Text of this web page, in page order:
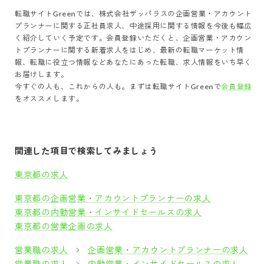
転職サイトGreenでは、 株式会社ザッパラス の 企画営業・アカウント
プランナー に関する正社員求人、中途採用に関する情報を今後も幅広
く紹介していく予定です。会員登録いただくと、企画営業・アカウン
トプランナー に関する新着求人をはじめ、最新の転職マーケット情
報、転職に役立つ情報などあなたにあった転職、求人情報をいち早く
お届けします。
今すぐの人も、これからの人も。まずは転職サイトGreenで会員登録
をオススメします。
関連した項目で検索してみましょう
東京都の求人
東京都の企画営業・アカウントプランナーの求人
東京都の内勤営業・インサイドセールスの求人
東京都の営業企画の求人
営業職の求人
企画営業・アカウントプランナーの求人